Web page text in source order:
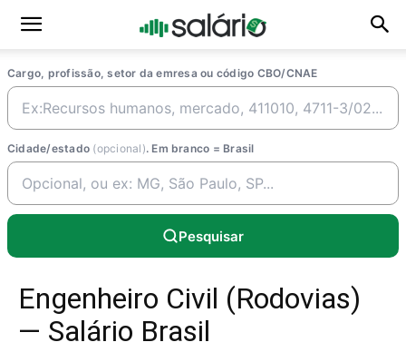
Cargo, profissão, setor da emresa ou código CBO/CNAE
Cidade/estado (opcional). Em branco = Brasil
Pesquisar
Engenheiro Civil (Rodovias)
— Salário Brasil